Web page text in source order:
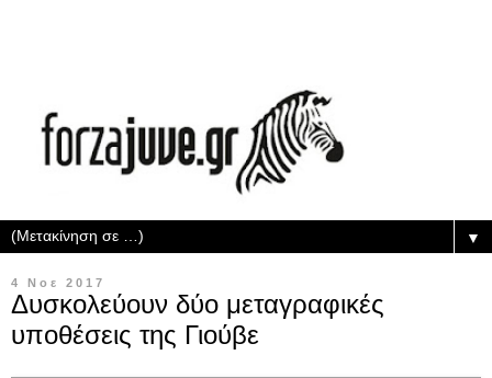
▼
4 Νοε 2017
Δυσκολεύουν δύο μεταγραφικές
υποθέσεις της Γιούβε